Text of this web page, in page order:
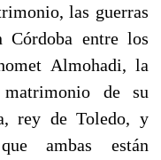
las guerras
Córdoba entre los
Almohadi, la
de su
rey de Toledo, y
ambas están